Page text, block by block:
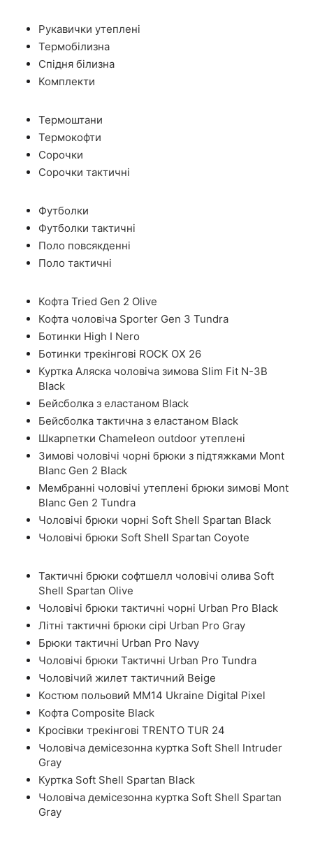
Рукавички утеплені
Термобілизна
Спідня білизна
Комплекти
Термоштани
Термокофти
Сорочки
Сорочки тактичні
Футболки
Футболки тактичні
Поло повсякденні
Поло тактичні
Кофта Tried Gen 2 Olive
Кофта чоловіча Sporter Gen 3 Tundra
Ботинки High I Nero
Ботинки трекінгові ROCK OX 26
Куртка Аляска чоловіча зимова Slim Fit N-3B
Black
Бейсболка з еластаном Black
Бейсболка тактична з еластаном Black
Шкарпетки Chameleon outdoor утеплені
Зимові чоловічі чорні брюки з підтяжками Mont
Blanc Gen 2 Black
Мембранні чоловічі утеплені брюки зимові Mont
Blanc Gen 2 Tundra
Чоловічі брюки чорні Soft Shell Spartan Black
Чоловічі брюки Soft Shell Spartan Coyote
Тактичні брюки софтшелл чоловічі олива Soft
Shell Spartan Olive
Чоловічі брюки тактичні чорні Urban Pro Black
Літні тактичні брюки сірі Urban Pro Gray
Брюки тактичні Urban Pro Navy
Чоловічі брюки Тактичні Urban Pro Tundra
Чоловічий жилет тактичний Beige
Костюм польовий ММ14 Ukraine Digital Pixel
Кофта Composite Black
Кросівки трекінгові TRENTO TUR 24
Чоловіча демісезонна куртка Soft Shell Intruder
Gray
Куртка Soft Shell Spartan Black
Чоловіча демісезонна куртка Soft Shell Spartan
Gray